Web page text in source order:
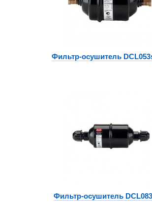
Фильтр-осушитель
Фильтр-осушитель